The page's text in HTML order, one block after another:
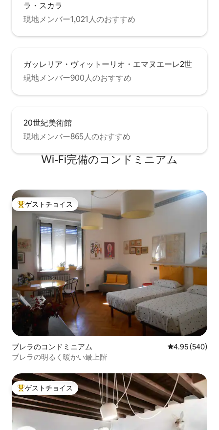
ラ・スカラ
現地メンバー1,021人のおすすめ
ガッレリア・ヴィットーリオ・エマヌエーレ2世
現地メンバー900人のおすすめ
20世紀美術館
現地メンバー865人のおすすめ
Wi-Fi完備のコンドミニアム
大好評のゲストチョイスです。
ゲストチョイス
ブレラのコンドミニアム レビュー540
4.95 (540)
ブレラの明るく暖かい最上階
大好評のゲストチョイスです。
ゲストチョイス